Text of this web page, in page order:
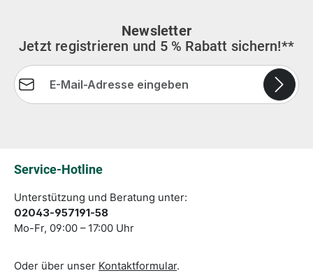
Newsletter
Jetzt registrieren und 5 % Rabatt sichern!**
E-Mail-Adresse*
Service-Hotline
Unterstützung und Beratung unter:
02043-957191-58
Mo-Fr, 09:00 – 17:00 Uhr
Oder über unser Kontaktformular.